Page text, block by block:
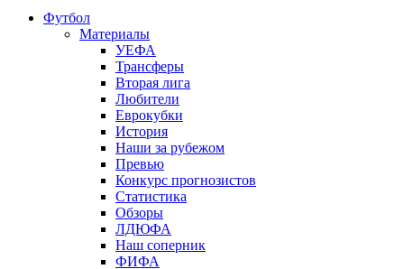
Футбол
Материалы
УЕФА
Трансферы
Вторая лига
Любители
Еврокубки
История
Наши за рубежом
Превью
Конкурс прогнозистов
Статистика
Обзоры
ЛДЮФА
Наш соперник
ФИФА